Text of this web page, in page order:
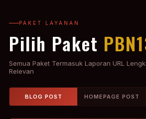
PAKET LAYANAN
Pilih Paket
Semua Paket Termasuk Laporan URL
Relevan
BLOG POST HOMEPAGE POST